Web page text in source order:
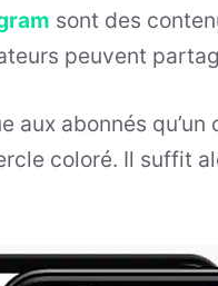
sont des
peuvent
aux abonnés
coloré. Il suffit